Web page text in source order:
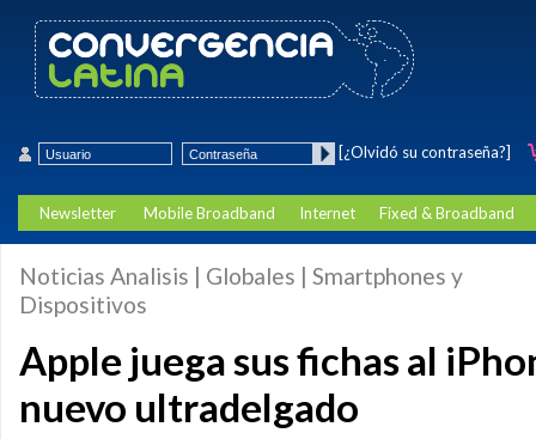
[¿Olvidó su contraseña?]
Newsletter Mobile Broadband Internet Fixed & Broadband
Noticias Analisis | Globales | Smartphones y
Dispositivos
Apple juega sus fichas al
nuevo ultradelgado